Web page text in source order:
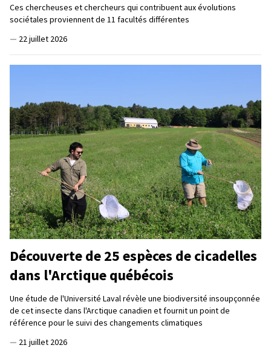
Ces chercheuses et chercheurs qui contribuent aux évolutions
sociétales proviennent de 11 facultés différentes
— 22 juillet 2026
Découverte de 25 espèces de cicadelles
dans l'Arctique québécois
Une étude de l'Université Laval révèle une biodiversité insoupçonnée
de cet insecte dans l'Arctique canadien et fournit un point de
référence pour le suivi des changements climatiques
— 21 juillet 2026